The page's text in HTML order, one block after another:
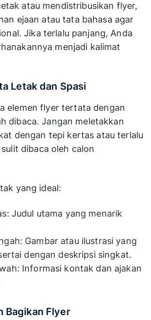
atau mendistribusikan flyer,
ejaan atau tata bahasa agar
Jika terlalu panjang, Anda
menjadi kalimat
Letak dan Spasi
elemen flyer tertata dengan
dibaca. Jangan meletakkan
dengan tepi kertas atau terlalu
dibaca oleh calon
yang ideal:
Judul utama yang menarik
Gambar atau ilustrasi yang
dengan deskripsi singkat.
Informasi kontak dan ajakan
Bagikan Flyer